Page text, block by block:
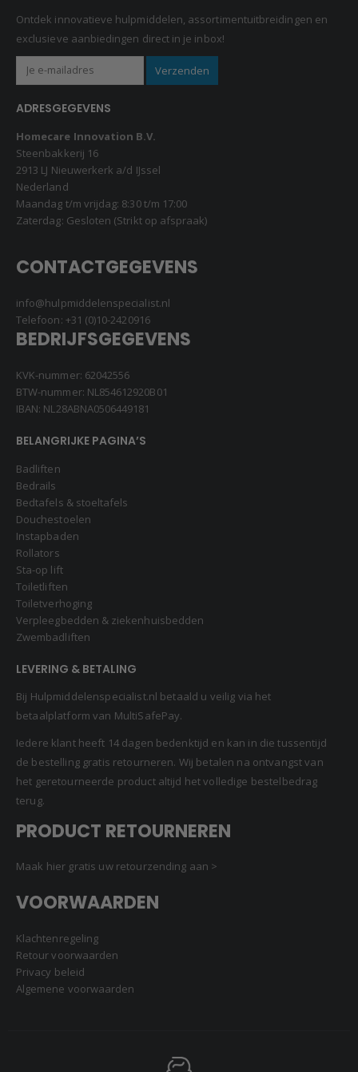
Ontdek innovatieve hulpmiddelen, assortimentuitbreidingen en
exclusieve aanbiedingen direct in je inbox!
ADRESGEGEVENS
Homecare Innovation B.V.
Steenbakkerij 16
2913 LJ Nieuwerkerk a/d IJssel
Nederland
Maandag t/m vrijdag: 8:30 t/m 17:00
Zaterdag: Gesloten (Strikt op afspraak)
CONTACTGEGEVENS
info@hulpmiddelenspecialist.nl
Telefoon: +31 (0)10-2420916
BEDRIJFSGEGEVENS
KVK-nummer: 62042556
BTW-nummer: NL854612920B01
IBAN: NL28ABNA0506449181
BELANGRIJKE PAGINA’S
Badliften
Bedrails
Bedtafels & stoeltafels
Douchestoelen
Instapbaden
Rollators
Sta-op lift
Toiletliften
Toiletverhoging
Verpleegbedden & ziekenhuisbedden
Zwembadliften
LEVERING & BETALING
Bij Hulpmiddelenspecialist.nl betaald u veilig via het
betaalplatform van MultiSafePay.
Iedere klant heeft 14 dagen bedenktijd en kan in die tussentijd
de bestelling gratis retourneren. Wij betalen na ontvangst van
het geretourneerde product altijd het volledige bestelbedrag
terug.
PRODUCT RETOURNEREN
Maak hier gratis uw retourzending aan >
VOORWAARDEN
Klachtenregeling
Retour voorwaarden
Privacy beleid
Algemene voorwaarden